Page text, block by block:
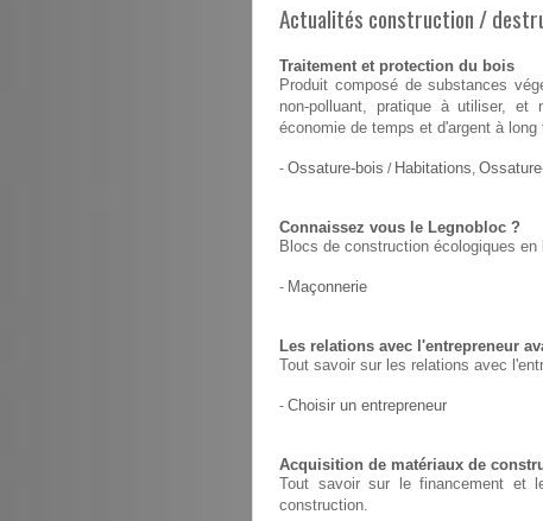
Actualités construction /
Traitement et protection du bois
Produit composé de substances
non-polluant, pratique à utiliser, et
économie de temps et d'argent à long
- Ossature-bois / Habitations,
Connaissez vous le Legnobloc ?
Blocs de construction écologiques
- Maçonnerie
Les relations avec l'entrepreneur
Tout savoir sur les relations avec
- Choisir un entrepreneur
Acquisition de matériaux de
Tout savoir sur le financement et
construction.